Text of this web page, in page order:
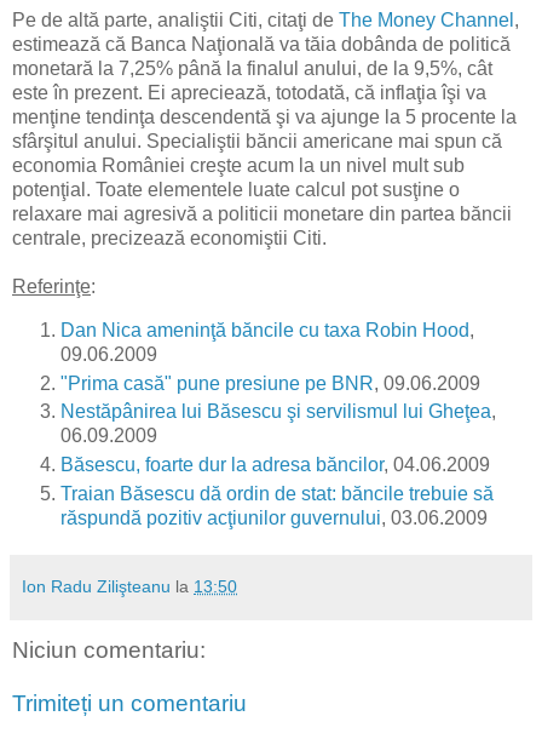
Pe de altă parte, analiştii Citi, citaţi de The Money Channel ,
estimează că Banca Naţională va tăia dobânda de politică
monetară la 7,25% până la finalul anului, de la 9,5%, cât
este în prezent. Ei apreciează, totodată, că inflaţia îşi va
menţine tendinţa descendentă şi va ajunge la 5 procente la
sfârşitul anului. Specialiştii băncii americane mai spun că
economia României creşte acum la un nivel mult sub
potenţial. Toate elementele luate calcul pot susţine o
relaxare mai agresivă a politicii monetare din partea băncii
centrale, precizează economiştii Citi.
Referinţe:
Dan Nica ameninţă băncile cu taxa Robin Hood,
09.06.2009
"Prima casă" pune presiune pe BNR, 09.06.2009
Nestăpânirea lui Băsescu şi servilismul lui Gheţea,
06.09.2009
Băsescu, foarte dur la adresa băncilor, 04.06.2009
Traian Băsescu dă ordin de stat: băncile trebuie să
răspundă pozitiv acţiunilor guvernului, 03.06.2009
Ion Radu Zilişteanu la 13:50
Niciun comentariu:
Trimiteți un comentariu